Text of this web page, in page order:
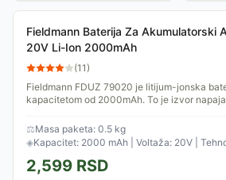
Fieldmann Baterija Za Akumulatorski
20V Li-Ion 2000mAh
(11)
Fieldmann FDUZ 79020 je litijum-jonska
kapacitetom od 2000mAh. To je izvor
⚖Masa paketa: 0.5 kg
◈Kapacitet: 2000 mAh | Voltaža: 20V |
2,599 RSD